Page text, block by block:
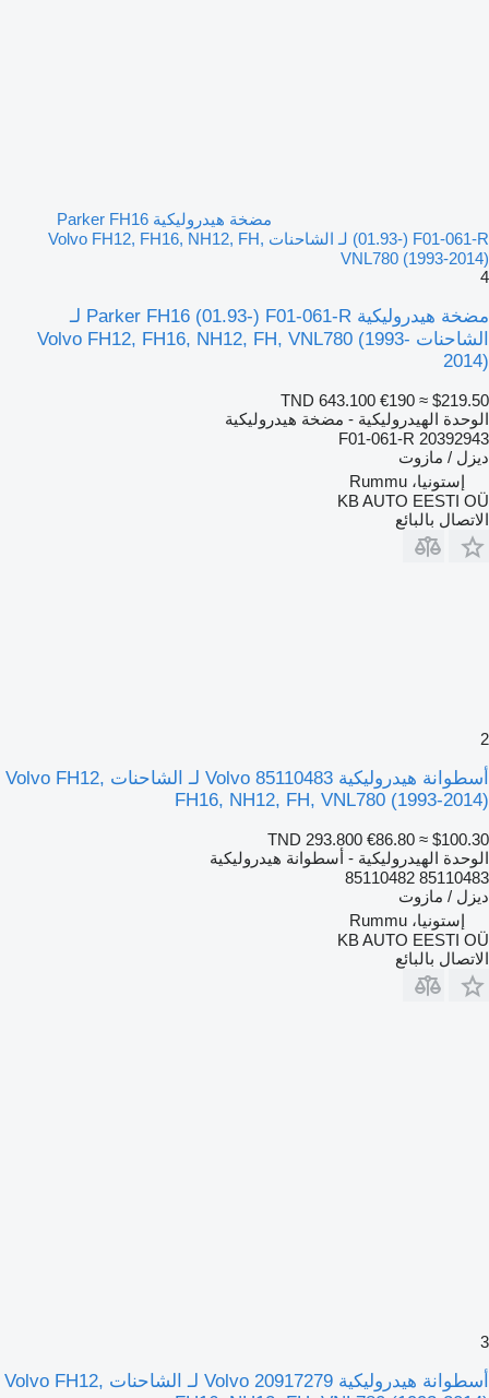
مضخة هيدروليكية Parker FH16
(01.93-) F01-061-R لـ الشاحنات Volvo FH12, FH16, NH12, FH,
VNL780 (1993-2014)
4
مضخة هيدروليكية Parker FH16 (01.93-) F01-061-R لـ
الشاحنات Volvo FH12, FH16, NH12, FH, VNL780 (1993-
2014)
TND 643.100 €190 ≈ $219.50
الوحدة الهيدروليكية - مضخة هيدروليكية
F01-061-R 20392943
ديزل / مازوت
إستونيا، Rummu
KB AUTO EESTI OÜ
الاتصال بالبائع
2
أسطوانة هيدروليكية Volvo 85110483 لـ الشاحنات Volvo FH12,
FH16, NH12, FH, VNL780 (1993-2014)
TND 293.800 €86.80 ≈ $100.30
الوحدة الهيدروليكية - أسطوانة هيدروليكية
85110483 85110482
ديزل / مازوت
إستونيا، Rummu
KB AUTO EESTI OÜ
الاتصال بالبائع
3
أسطوانة هيدروليكية Volvo 20917279 لـ الشاحنات Volvo FH12,